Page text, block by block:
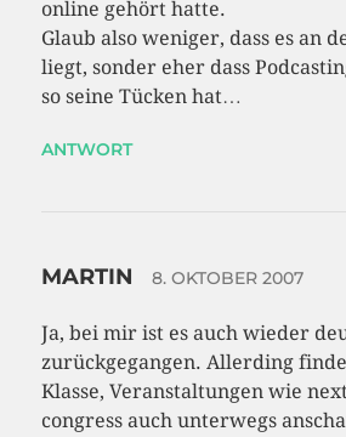
online gehört hatte.
Glaub also weniger, dass es an
liegt, sonder eher dass
so seine Tücken hat…
ANTWORT
MARTIN 8. OKTOBER 2007
Ja, bei mir ist es auch wieder
zurückgegangen. Allerding
Klasse, Veranstaltungen wie
congress auch unterwegs